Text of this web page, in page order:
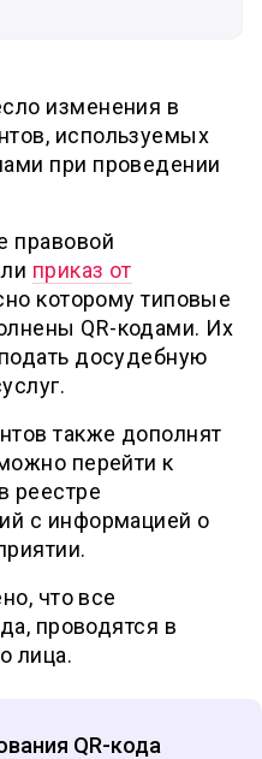
изменения в
используемых
при проведении
правовой
приказ от
которому типовые
QR-кодами. Их
досудебную
также дополнят
перейти к
реестре
с информацией о
что все
проводятся в
лица.
QR-кода